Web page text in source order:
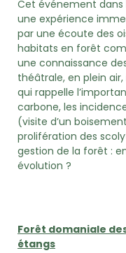
Cet événement dans
une expérience
par une écoute des
habitats en forêt
une connaissance
théâtrale, en plein
qui rappelle
carbone, les
(visite d’un
prolifération des
gestion de la forêt :
évolution ?
Forêt domaniale
étangs